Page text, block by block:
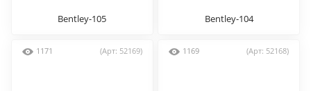
Bentley-105 Bentley-104
1171 (Арт: 52169) 1169 (Арт: 52168)